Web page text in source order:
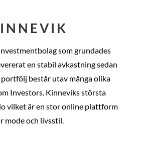
som grundades
en stabil avkastning sedan
består utav många olika
Investors. Kinneviks största
vilket är en stor online plattform
mode och livsstil.